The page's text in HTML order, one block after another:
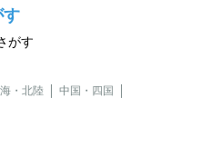
す
がす
・北陸
中国・四国